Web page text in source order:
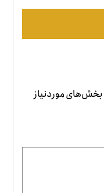
بخش‌های موردنیاز